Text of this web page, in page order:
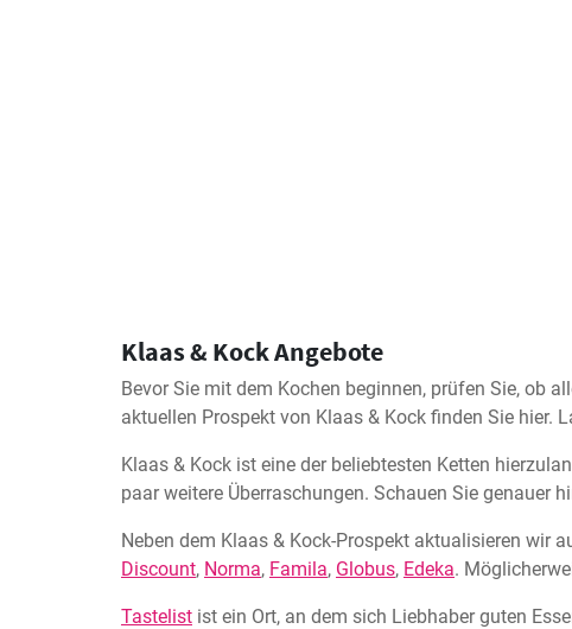
Klaas & Kock Angebote
Bevor Sie mit dem Kochen beginnen, prüfen Sie, ob
aktuellen Prospekt von Klaas & Kock finden Sie hier.
Klaas & Kock ist eine der beliebtesten Ketten
paar weitere Überraschungen. Schauen Sie genauer
Neben dem Klaas & Kock-Prospekt aktualisieren wir
Discount, Norma, Famila, Globus, Edeka.
Tastelist ist ein Ort, an dem sich Liebhaber guten